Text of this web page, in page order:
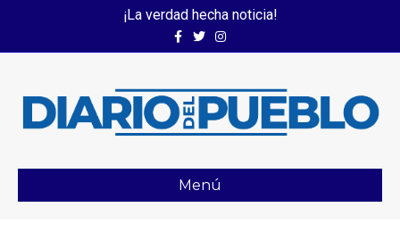
¡La verdad hecha noticia!
FacebookTwitterInstagram
Menú